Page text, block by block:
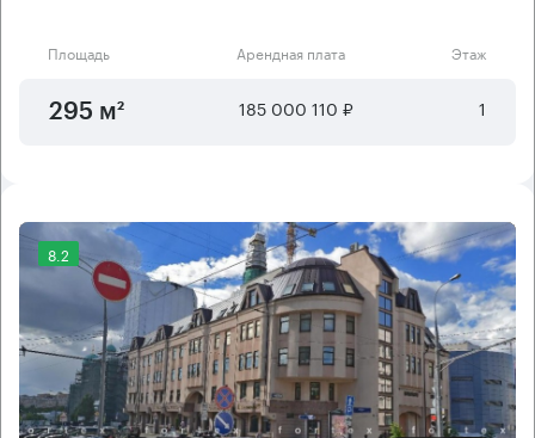
Площадь Арендная плата Этаж
295 м² 185 000 110 ₽ 1
8.2